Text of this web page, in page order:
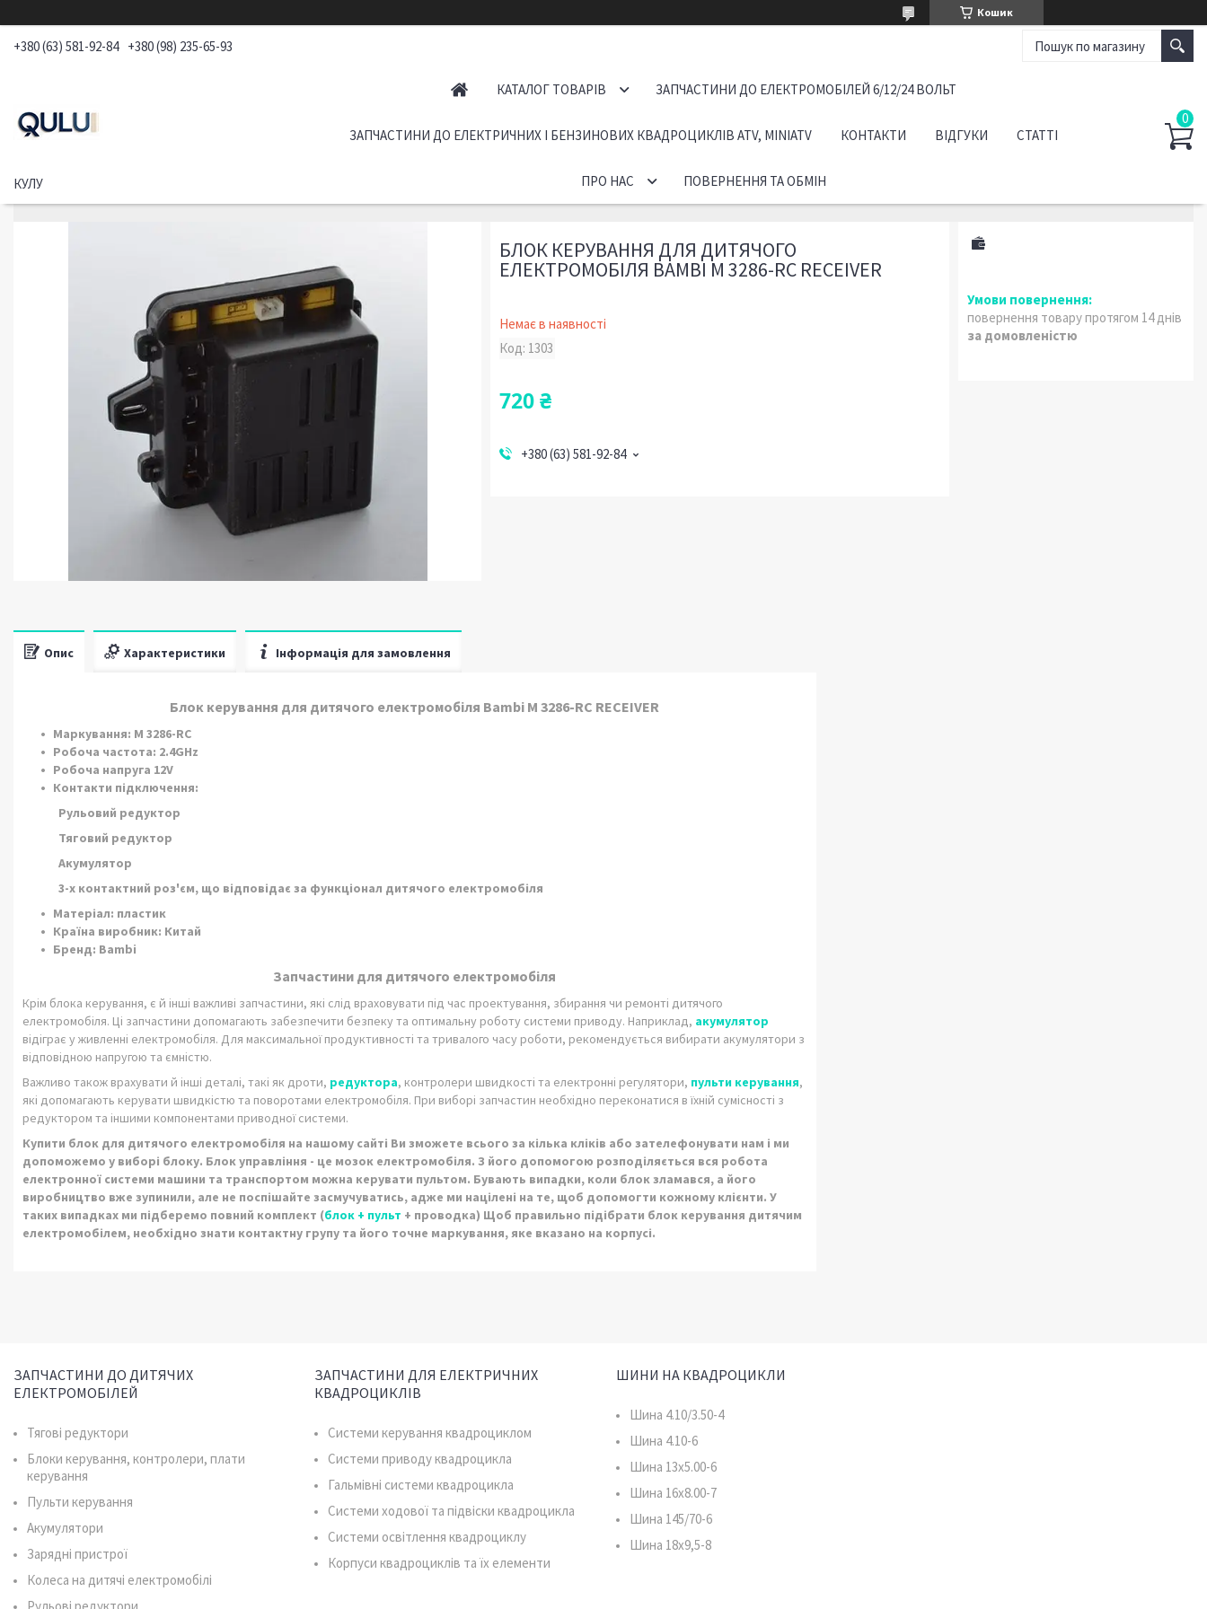
Кошик
+380 (63) 581-92-84 +380 (98) 235-65-93
КУЛУ
КАТАЛОГ ТОВАРІВ ЗАПЧАСТИНИ ДО ЕЛЕКТРОМОБІЛЕЙ 6/12/24 ВОЛЬТ
ЗАПЧАСТИНИ ДО ЕЛЕКТРИЧНИХ І БЕНЗИНОВИХ КВАДРОЦИКЛІВ ATV, MINIATV КОНТАКТИ ВІДГУКИ СТАТТІ
ПРО НАС ПОВЕРНЕННЯ ТА ОБМІН
БЛОК КЕРУВАННЯ ДЛЯ ДИТЯЧОГО
ЕЛЕКТРОМОБІЛЯ BAMBI M 3286-RC RECEIVER
Немає в наявності
Код: 1303
720 ₴
+380 (63) 581-92-84
повернення товару протягом 14 днів
за домовленістю
Опис Характеристики Інформація для замовлення
Блок керування для дитячого електромобіля Bambi M 3286-RC RECEIVER
Маркування: M 3286-RC
Робоча частота: 2.4GHz
Робоча напруга 12V
Контакти підключення:
Рульовий редуктор
Тяговий редуктор
Акумулятор
3-х контактний роз'єм, що відповідає за функціонал дитячого електромобіля
Матеріал: пластик
Країна виробник: Китай
Бренд: Bambi
Запчастини для дитячого електромобіля
Крім блока керування, є й інші важливі запчастини, які слід враховувати під час проектування, збирання чи ремонті дитячого
електромобіля. Ці запчастини допомагають забезпечити безпеку та оптимальну роботу системи приводу. Наприклад, акумулятор
відіграє у живленні електромобіля. Для максимальної продуктивності та тривалого часу роботи, рекомендується вибирати акумулятори з
відповідною напругою та ємністю.
Важливо також врахувати й інші деталі, такі як дроти, редуктора, контролери швидкості та електронні регулятори, пульти керування,
які допомагають керувати швидкістю та поворотами електромобіля. При виборі запчастин необхідно переконатися в їхній сумісності з
редуктором та іншими компонентами приводної системи.
Купити блок для дитячого електромобіля на нашому сайті Ви зможете всього за кілька кліків або зателефонувати нам і ми
допоможемо у виборі блоку. Блок управління - це мозок електромобіля. З його допомогою розподіляється вся робота
електронної системи машини та транспортом можна керувати пультом. Бувають випадки, коли блок зламався, а його
виробництво вже зупинили, але не поспішайте засмучуватись, адже ми націлені на те, щоб допомогти кожному клієнти. У
таких випадках ми підберемо повний комплект (блок + пульт + проводка) Щоб правильно підібрати блок керування дитячим
електромобілем, необхідно знати контактну групу та його точне маркування, яке вказано на корпусі.
ЗАПЧАСТИНИ ДО ДИТЯЧИХ
ЕЛЕКТРОМОБІЛЕЙ
Тягові редуктори
Блоки керування, контролери, плати
керування
Пульти керування
Акумулятори
Зарядні пристрої
Колеса на дитячі електромобілі
ЗАПЧАСТИНИ ДЛЯ ЕЛЕКТРИЧНИХ
КВАДРОЦИКЛІВ
Системи керування квадроциклом
Системи приводу квадроцикла
Гальмівні системи квадроцикла
Системи ходової та підвіски квадроцикла
Системи освітлення квадроциклу
Корпуси квадроциклів та їх елементи
ШИНИ НА КВАДРОЦИКЛИ
Шина 4.10/3.50-4
Шина 4.10-6
Шина 13x5.00-6
Шина 16x8.00-7
Шина 145/70-6
Шина 18x9,5-8